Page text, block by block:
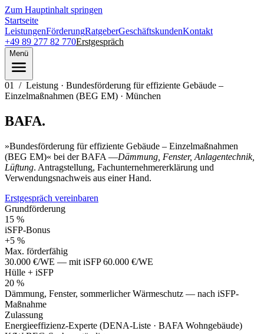
Zum Hauptinhalt springen
Startseite
LeistungenFörderungRatgeberGeschäftskundenKontakt
+49 89 277 82 770Erstgespräch
Menü
01 / Leistung · Bundesförderung für effiziente Gebäude –
Einzelmaßnahmen (BEG EM) · München
BAFA.
»Bundesförderung für effiziente Gebäude – Einzelmaßnahmen
(BEG EM)« bei der BAFA —Dämmung, Fenster, Anlagentechnik,
Lüftung. Antragstellung, Fachunternehmererklärung und
Verwendungsnachweis aus einer Hand.
Erstgespräch vereinbaren
Grundförderung
15 %
iSFP-Bonus
+5 %
Max. förderfähig
30.000 €/WE — mit iSFP 60.000 €/WE
Hülle + iSFP
20 %
Dämmung, Fenster, sommerlicher Wärmeschutz — nach iSFP-
Maßnahme
Zulassung
Energieeffizienz-Experte (DENA-Liste · BAFA Wohngebäude)